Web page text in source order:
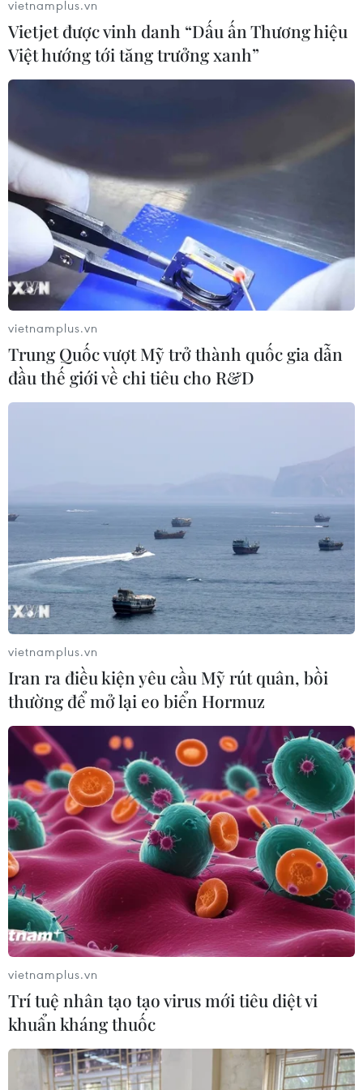
thường hóa tình hình tại Syria
08/04/2019 23:14
Hãng tin Ria Novosti ngày 8/4 dẫn lời Tổng thống Nga
Vladimir Putin cho biết Moskva và Ankara đang cùng nỗ
lực bình thường hóa tình hình tại Syria, trong đó có việc
thành lập Ủy ban Hiến pháp.
vietnamplus.vn
Vietjet được vinh danh “Dấu ấn Thương hiệu
Việt hướng tới tăng trưởng xanh”
vietnamplus.vn
Trung Quốc vượt Mỹ trở thành quốc gia dẫn
đầu thế giới về chi tiêu cho R&D
vietnamplus.vn
Iran ra điều kiện yêu cầu Mỹ rút quân, bồi
thường để mở lại eo biển Hormuz
vietnamplus.vn
Trí tuệ nhân tạo tạo virus mới tiêu diệt vi
khuẩn kháng thuốc